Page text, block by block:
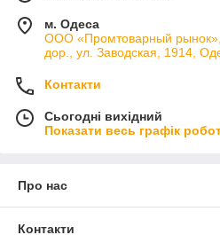
м. Одеса
ООО «Промтоварный
дор., ул. Заводская, 1914,
Контакти
Сьогодні вихідний
Показати весь графік
Про нас
Контакти